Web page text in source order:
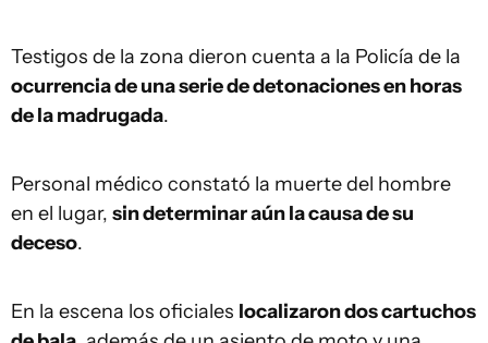
Testigos de la zona dieron cuenta a la Policía de la
ocurrencia de una serie de detonaciones en horas
de la madrugada.
Personal médico constató la muerte del hombre
en el lugar, sin determinar aún la causa de su
deceso.
En la escena los oficiales localizaron dos cartuchos